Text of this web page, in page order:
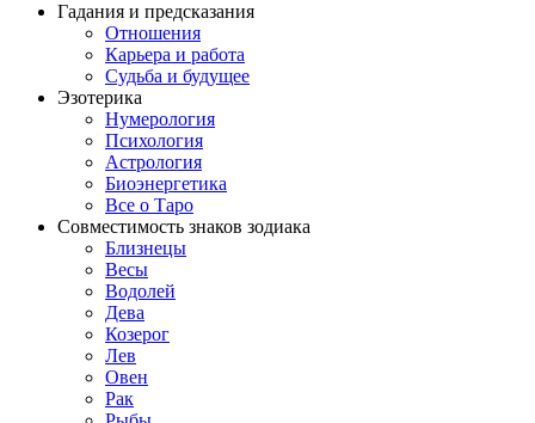
Гадания и предсказания
Отношения
Карьера и работа
Cудьба и будущее
Эзотерика
Нумерология
Психология
Астрология
Биоэнергетика
Все о Таро
Совместимость знаков зодиака
Близнецы
Весы
Водолей
Дева
Козерог
Лев
Овен
Рак